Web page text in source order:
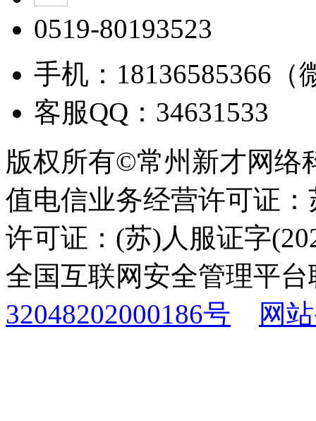
0519-80193523
手机：18136585366（
客服QQ：34631533
版权所有©常州新才网络
值电信业务经营许可证
许可证：(苏)人服证字
全国互联网安全管理平
32048202000186号
网